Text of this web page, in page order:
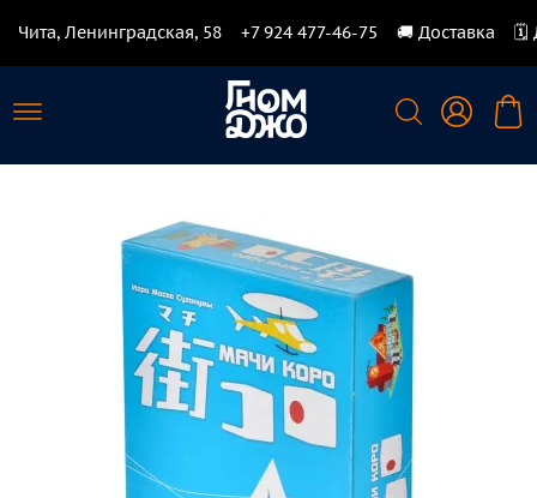
Чита, Ленинградская, 58 +7 924 477-46-75 🚚 Доставка 🗓️